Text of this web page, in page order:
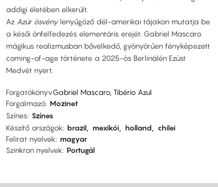
addigi életében elkerült.
Az Azúr ösvénylenyűgöző dél-amerikai tájakon mutatja be
a késői önfelfedezés elementáris erejét. Gabriel Mascaro
mágikus realizmusban bővelkedő, gyönyörűen fényképezett
coming-of-age története a 2025-ös Berlinálén Ezüst
Medvét nyert.
ForgatókönyvGabriel Mascaro, Tibério Azul
Forgalmazó Mozinet
Színes Színes
Készítő országok
brazil mexikói holland
chilei
Felirat nyelvek
magyar
Szinkron nyelvek
Portugál